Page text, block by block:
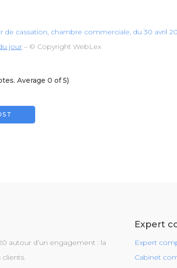
de cassation, chambre commerciale, du 30 avril
jour– © Copyright WebLex
. Average 0 of 5)
autour d’un engagement : la
clients.
Expert
Expert
Cabinet